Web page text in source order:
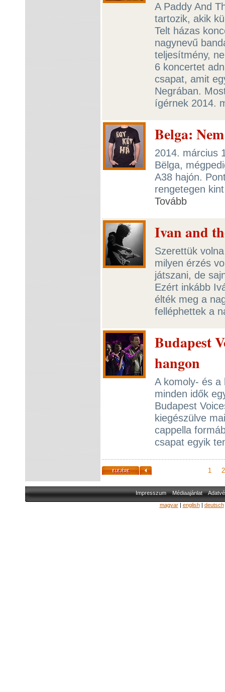
A Paddy And
tartozik, akik
Telt házas
nagynevű
teljesítmény,
6 koncertet
csapat, amit
Negrában.
ígérnek 2014.
Belga:
2014. március
Bëlga,
A38 hajón.
rengetegen
Tovább
Ivan and
Szerettük
milyen érzés
játszani, de
Ezért inkább
élték meg a
felléphettek a
Budapest
hangon
A komoly- és a
minden idők
Budapest
kiegészülve
cappella
csapat egyik
1 2
Impresszum Médiaajánlat
magyar| english| deutsch